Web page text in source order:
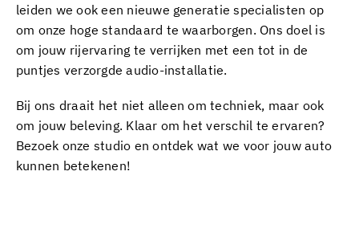
leiden we ook een nieuwe generatie specialisten op
om onze hoge standaard te waarborgen. Ons doel is
om jouw rijervaring te verrijken met een tot in de
puntjes verzorgde audio-installatie.
Bij ons draait het niet alleen om techniek, maar ook
om jouw beleving. Klaar om het verschil te ervaren?
Bezoek onze studio en ontdek wat we voor jouw auto
kunnen betekenen!